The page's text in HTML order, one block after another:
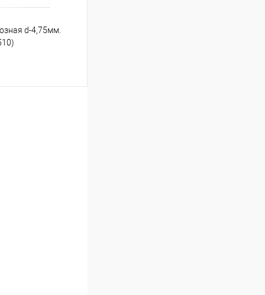
d-4,75мм.